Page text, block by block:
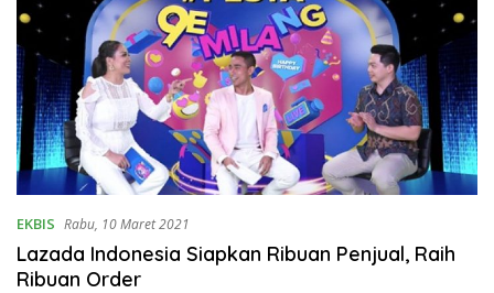
EKBIS Rabu, 10 Maret 2021
Lazada Indonesia Siapkan Ribuan Penjual, Raih
Ribuan Order